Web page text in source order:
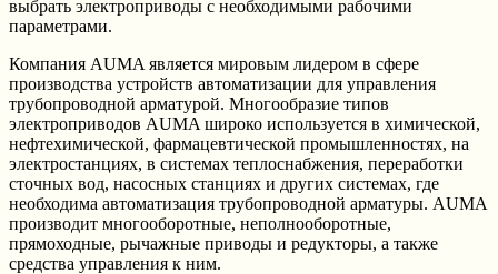
выбрать электроприводы с необходимыми рабочими
параметрами.
Компания AUMA является мировым лидером в сфере
производства устройств автоматизации для управления
трубопроводной арматурой. Многообразие типов
электроприводов AUMA широко используется в химической,
нефтехимической, фармацевтической промышленностях, на
электростанциях, в системах теплоснабжения, переработки
сточных вод, насосных станциях и других системах, где
необходима автоматизация трубопроводной арматуры. AUMA
производит многооборотные, неполнооборотные,
прямоходные, рычажные приводы и редукторы, а также
средства управления к ним.